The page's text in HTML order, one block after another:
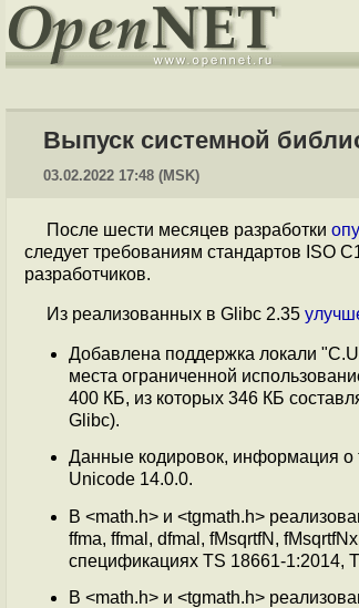
Выпуск системной
03.02.2022 17:48 (MSK)
После шести месяцев разработки
следует требованиям стандартов ISO
разработчиков.
Из реализованных в Glibc 2.35
Добавлена поддержка локали
места ограниченной
400 КБ, из которых 346 КБ
Glibc).
Данные кодировок, информация о
Unicode 14.0.0.
В <math.h> и <tgmath.h>
ffma, ffmal, dfmal, fMsqrtfN,
спецификациях TS 18661-1:2014,
В <math.h> и <tgmath.h>